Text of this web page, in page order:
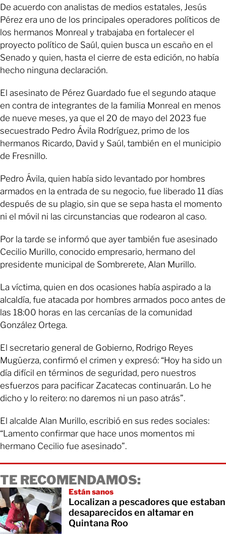
De acuerdo con analistas de medios estatales, Jesús
Pérez era uno de los principales operadores políticos de
los hermanos Monreal y trabajaba en fortalecer el
proyecto político de Saúl, quien busca un escaño en el
Senado y quien, hasta el cierre de esta edición, no había
hecho ninguna declaración.
El asesinato de Pérez Guardado fue el segundo ataque
en contra de integrantes de la familia Monreal en menos
de nueve meses, ya que el 20 de mayo del 2023 fue
secuestrado Pedro Ávila Rodríguez, primo de los
hermanos Ricardo, David y Saúl, también en el municipio
de Fresnillo.
Pedro Ávila, quien había sido levantado por hombres
armados en la entrada de su negocio, fue liberado 11 días
después de su plagio, sin que se sepa hasta el momento
ni el móvil ni las circunstancias que rodearon al caso.
Por la tarde se informó que ayer también fue asesinado
Cecilio Murillo, conocido empresario, hermano del
presidente municipal de Sombrerete, Alan Murillo.
La víctima, quien en dos ocasiones había aspirado a la
alcaldía, fue atacada por hombres armados poco antes de
las 18:00 horas en las cercanías de la comunidad
González Ortega.
El secretario general de Gobierno, Rodrigo Reyes
Mugüerza, confirmó el crimen y expresó: “Hoy ha sido un
día difícil en términos de seguridad, pero nuestros
esfuerzos para pacificar Zacatecas continuarán. Lo he
dicho y lo reitero: no daremos ni un paso atrás”.
El alcalde Alan Murillo, escribió en sus redes sociales:
“Lamento confirmar que hace unos momentos mi
hermano Cecilio fue asesinado”.
TE RECOMENDAMOS:
Están sanos
Localizan a pescadores que estaban
desaparecidos en altamar en
Quintana Roo